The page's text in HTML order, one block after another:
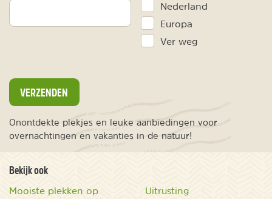
Nederland
Europa
Ver weg
VERZENDEN
Onontdekte plekjes en leuke aanbiedingen voor
overnachtingen en vakanties in de natuur!
Bekijk ook
Mooiste plekken op
Uitrusting